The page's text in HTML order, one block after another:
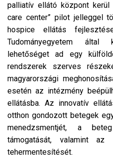
palliatív ellátó központ kerül
care center” pilot jelleggel
hospice ellátás
Tudományegyetem által
lehetőséget ad egy
rendszerek szerves
magyarországi
esetén az intézmény
ellátásba. Az innovatív
otthon gondozott betegek
menedzsmentjét, a
támogatását, valamint
tehermentesítését.